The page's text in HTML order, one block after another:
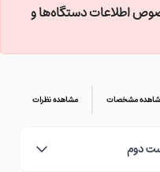
اطلاعات دستگاه‌ها و
مشخصات مشاهده نظرات
دوم